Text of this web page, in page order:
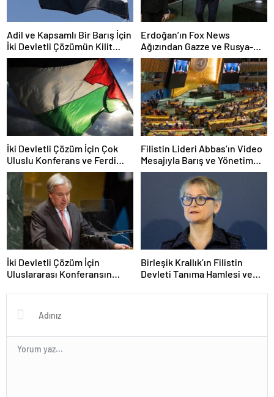
Adil ve Kapsamlı Bir Barış İçin
İki Devletli Çözümün Kilit
Rolü
Erdoğan’ın Fox News
Ağızından Gazze ve Rusya-
Ukraine Politikalarına Yeni
Perspektifler
İki Devletli Çözüm İçin Çok
Uluslu Konferans ve Ferdi
Tanıma Kararları
Filistin Lideri Abbas’ın Video
Mesajıyla Barış ve Yönetim
Reformları Vurgusu
İki Devletli Çözüm İçin
Uluslararası Konferansın
Değerlendirmeleri
Birleşik Krallık’ın Filistin
Devleti Tanıma Hamlesi ve